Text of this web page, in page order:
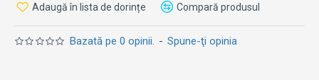
Bazată pe 0 opinii. - Spune-ţi opinia
Adaugă în lista de dorințe Compară produsul